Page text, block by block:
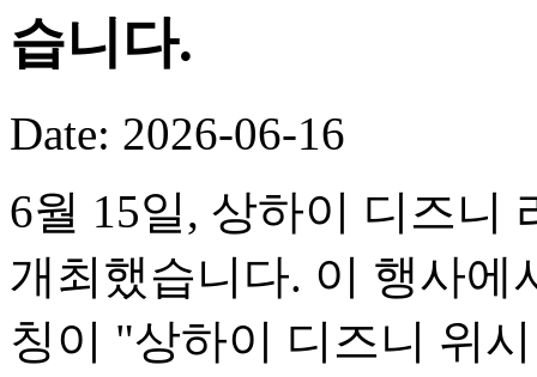
습니다.
Date: 2026-06-16
6월 15일, 상하이 디즈니
개최했습니다. 이 행사에
칭이 "상하이 디즈니 위시